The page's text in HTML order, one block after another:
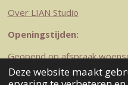
Deze website maakt
Over LIAN Studio
Openingstijden:
Geopend op afspraak
zaterdag 10-12.30 uur
© 2023-2026 LIAN Studio